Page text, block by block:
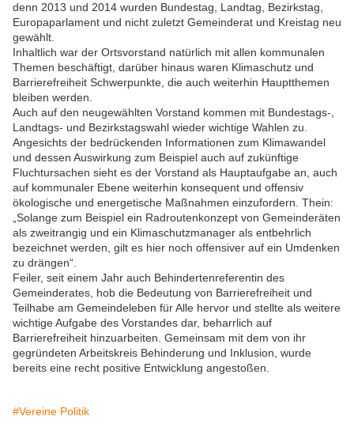
denn 2013 und 2014 wurden Bundestag, Landtag, Bezirkstag,
Europaparlament und nicht zuletzt Gemeinderat und Kreistag neu
gewählt.
Inhaltlich war der Ortsvorstand natürlich mit allen kommunalen
Themen beschäftigt, darüber hinaus waren Klimaschutz und
Barrierefreiheit Schwerpunkte, die auch weiterhin Hauptthemen
bleiben werden.
Auch auf den neugewählten Vorstand kommen mit Bundestags-,
Landtags- und Bezirkstagswahl wieder wichtige Wahlen zu.
Angesichts der bedrückenden Informationen zum Klimawandel
und dessen Auswirkung zum Beispiel auch auf zukünftige
Fluchtursachen sieht es der Vorstand als Hauptaufgabe an, auch
auf kommunaler Ebene weiterhin konsequent und offensiv
ökologische und energetische Maßnahmen einzufordern. Thein:
„Solange zum Beispiel ein Radroutenkonzept von Gemeinderäten
als zweitrangig und ein Klimaschutzmanager als entbehrlich
bezeichnet werden, gilt es hier noch offensiver auf ein Umdenken
zu drängen“.
Feiler, seit einem Jahr auch Behindertenreferentin des
Gemeinderates, hob die Bedeutung von Barrierefreiheit und
Teilhabe am Gemeindeleben für Alle hervor und stellte als weitere
wichtige Aufgabe des Vorstandes dar, beharrlich auf
Barrierefreiheit hinzuarbeiten. Gemeinsam mit dem von ihr
gegründeten Arbeitskreis Behinderung und Inklusion, wurde
bereits eine recht positive Entwicklung angestoßen.
#Vereine Politik